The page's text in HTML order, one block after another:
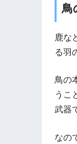
鳥
鹿な
る羽
鳥の
うこ
武器
なの